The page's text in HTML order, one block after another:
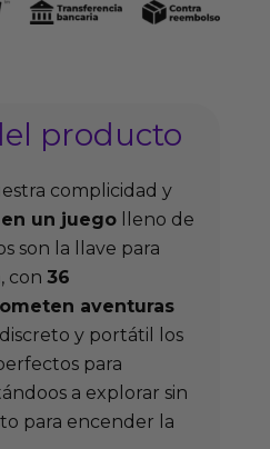
producto
complicidad y
un juego lleno de
son la llave para
con 36
aventuras
y portátil los
para
a explorar sin
para encender la